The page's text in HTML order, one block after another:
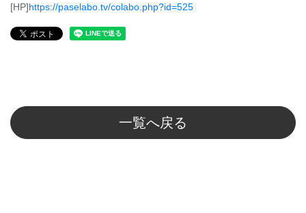
[HP]https://paselabo.tv/colabo.php?id=525
一覧へ戻る